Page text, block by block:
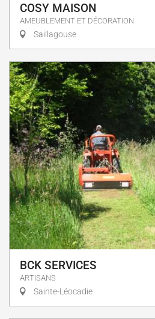
COSY MAISON
AMEUBLEMENT ET DÉCORATION
Saillagouse
BCK SERVICES
ARTISANS
Sainte-Léocadie